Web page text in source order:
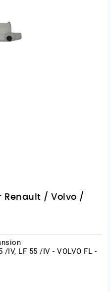
Renault / Volvo /
IV, LF 55 /IV - VOLVO FL -